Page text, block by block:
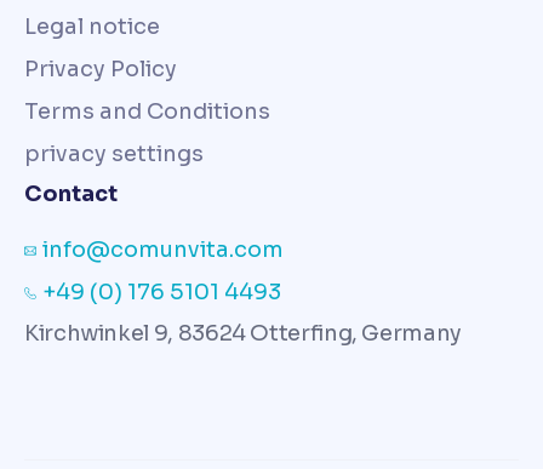
Legal notice
Privacy Policy
Terms and Conditions
privacy settings
Contact
info@comunvita.com
+49 (0) 176 5101 4493
Kirchwinkel 9, 83624 Otterfing, Germany